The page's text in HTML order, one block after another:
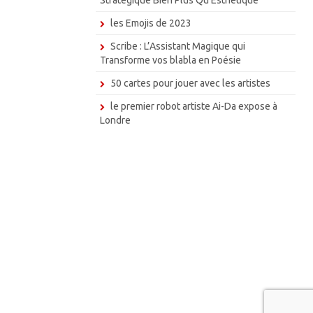
les Emojis de 2023
Scribe : L’Assistant Magique qui
Transforme vos blabla en Poésie
50 cartes pour jouer avec les artistes
le premier robot artiste Ai-Da expose à
Londre